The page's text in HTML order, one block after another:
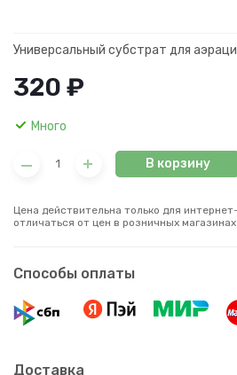
Универсальный субстрат для
320 ₽
Много
В корзину
Цена действительна только для
отличаться от цен в розничных магазинах
Способы оплаты
Доставка